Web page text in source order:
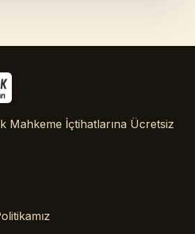
Mahkeme İçtihatlarına Ücretsiz